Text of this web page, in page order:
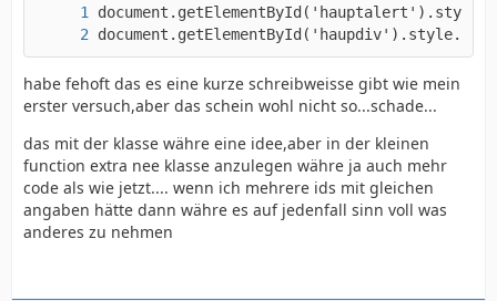
habe fehoft das es eine kurze schreibweisse gibt wie mein
erster versuch,aber das schein wohl nicht so...schade...
das mit der klasse währe eine idee,aber in der kleinen
function extra nee klasse anzulegen währe ja auch mehr
code als wie jetzt.... wenn ich mehrere ids mit gleichen
angaben hätte dann währe es auf jedenfall sinn voll was
anderes zu nehmen